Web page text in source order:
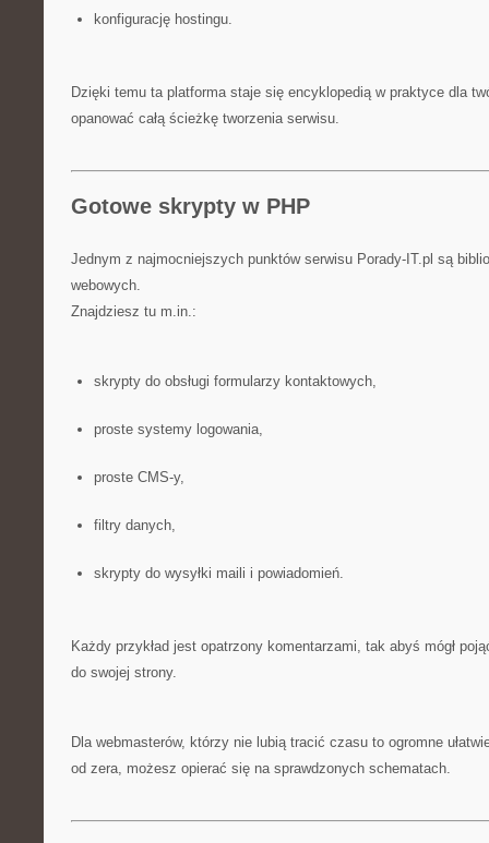
konfigurację hostingu.
Dzięki temu ta platforma staje się encyklopedią w praktyce dla
opanować całą ścieżkę tworzenia serwisu.
Gotowe skrypty w PHP
Jednym z najmocniejszych punktów serwisu Porady-IT.pl są
webowych.
Znajdziesz tu m.in.:
skrypty do obsługi formularzy kontaktowych,
proste systemy logowania,
proste CMS-y,
filtry danych,
skrypty do wysyłki maili i powiadomień.
Każdy przykład jest opatrzony komentarzami, tak abyś mógł
do swojej strony.
Dla webmasterów, którzy nie lubią tracić czasu to ogromne
od zera, możesz opierać się na sprawdzonych schematach.